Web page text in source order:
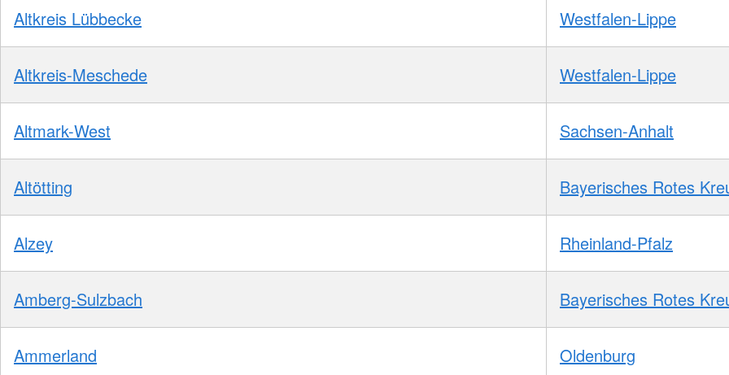
Altkreis Lübbecke Westfalen-Lippe
Altkreis-Meschede Westfalen-Lippe
Altmark-West Sachsen-Anhalt
Altötting Bayerisches Rotes
Alzey Rheinland-Pfalz
Amberg-Sulzbach Bayerisches Rotes
Ammerland Oldenburg